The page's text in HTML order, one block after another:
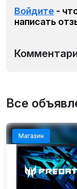
Войдите -
написать
Все
Магазин